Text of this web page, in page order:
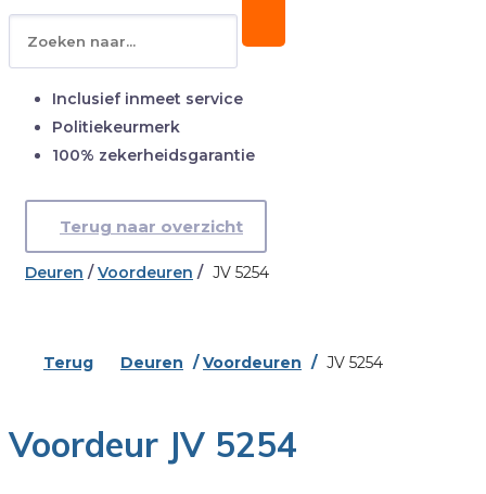
Inclusief inmeet service
Politiekeurmerk
100% zekerheidsgarantie
Terug naar overzicht
Deuren /Voordeuren / JV 5254
Terug Deuren /Voordeuren / JV 5254
Voordeur JV 5254